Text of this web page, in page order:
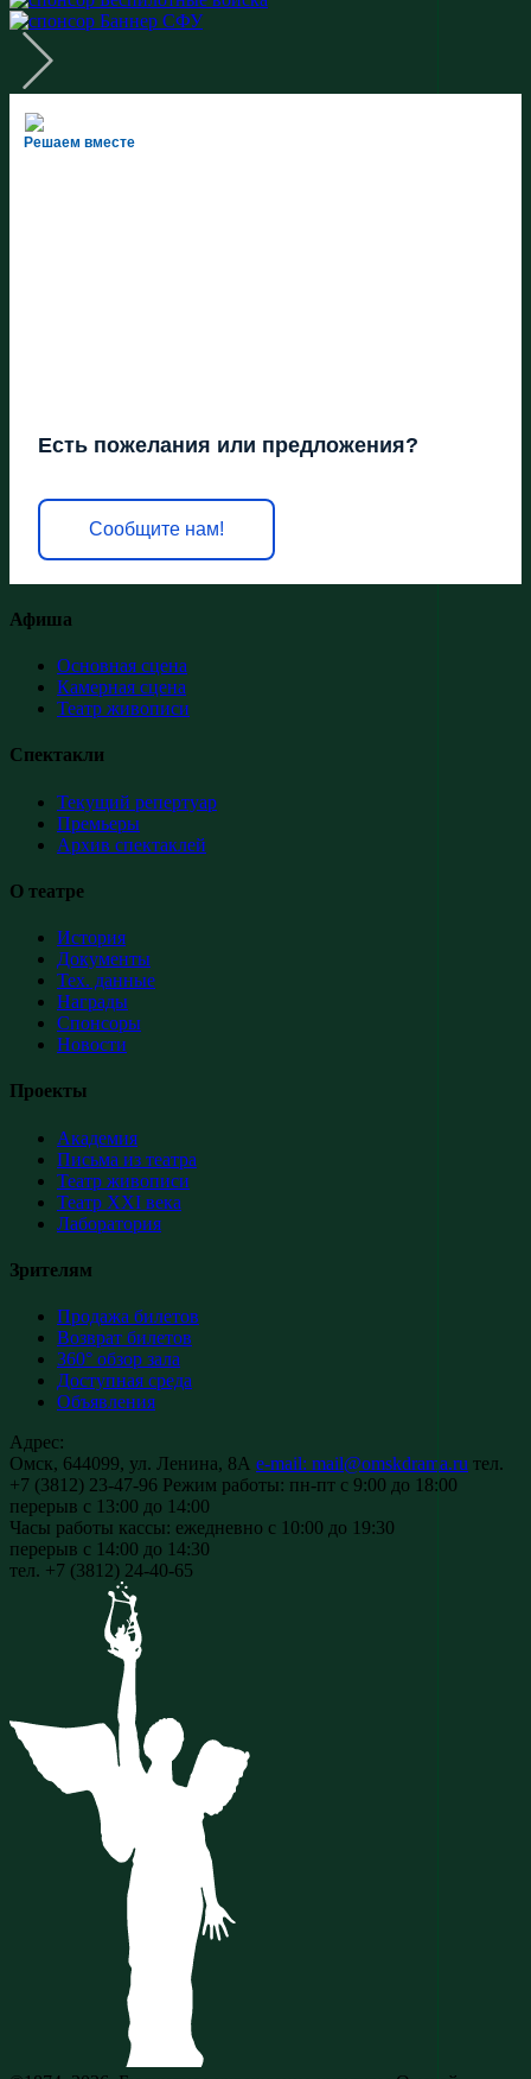
Решаем вместе
Есть пожелания или предложения?
Сообщите нам!
Афиша
Основная сцена
Камерная сцена
Театр живописи
Спектакли
Текущий репертуар
Премьеры
Архив спектаклей
О театре
История
Документы
Тех. данные
Награды
Спонсоры
Новости
Проекты
Академия
Письма из театра
Театр живописи
Театр XXI века
Лаборатория
Зрителям
Продажа билетов
Возврат билетов
360° обзор зала
Доступная среда
Объявления
Адрес:
Омск, 644099, ул. Ленина, 8А e-mail: mail@omskdrama.ru тел.
+7 (3812) 23-47-96 Режим работы: пн-пт с 9:00 до 18:00
перерыв с 13:00 до 14:00
Часы работы кассы: ежедневно с 10:00 до 19:30
перерыв с 14:00 до 14:30
тел. +7 (3812) 24-40-65